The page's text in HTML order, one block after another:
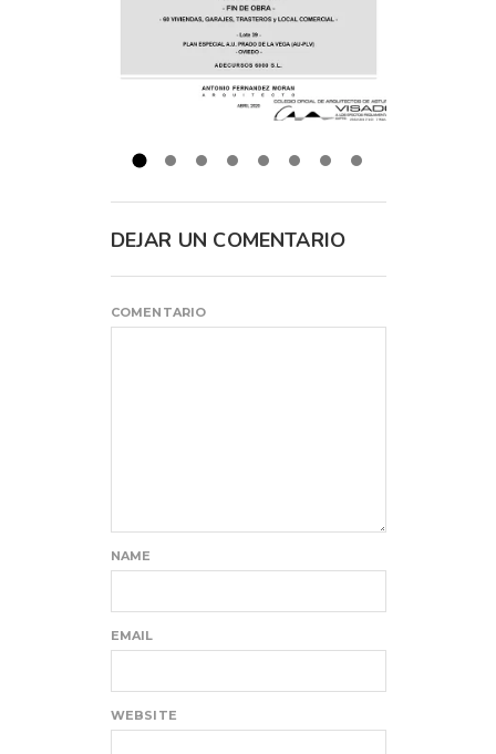
DEJAR UN COMENTARIO
COMENTARIO
NAME
EMAIL
WEBSITE